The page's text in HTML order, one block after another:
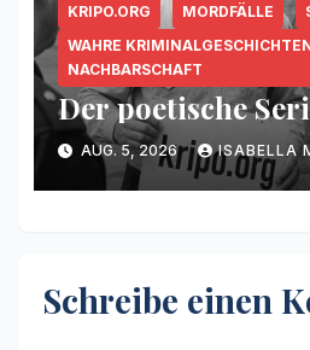
KRIPO.ORG MORDFÄLLE
WAHRE
NACHBARSCHAFT
Der poetische
AUG. 5, 2026 ISABELLA
Schreibe einen